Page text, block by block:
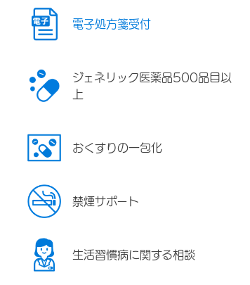
電子処方箋受付
ジェネリック医薬品500品目以
上
おくすりの一包化
禁煙サポート
生活習慣病に関する相談